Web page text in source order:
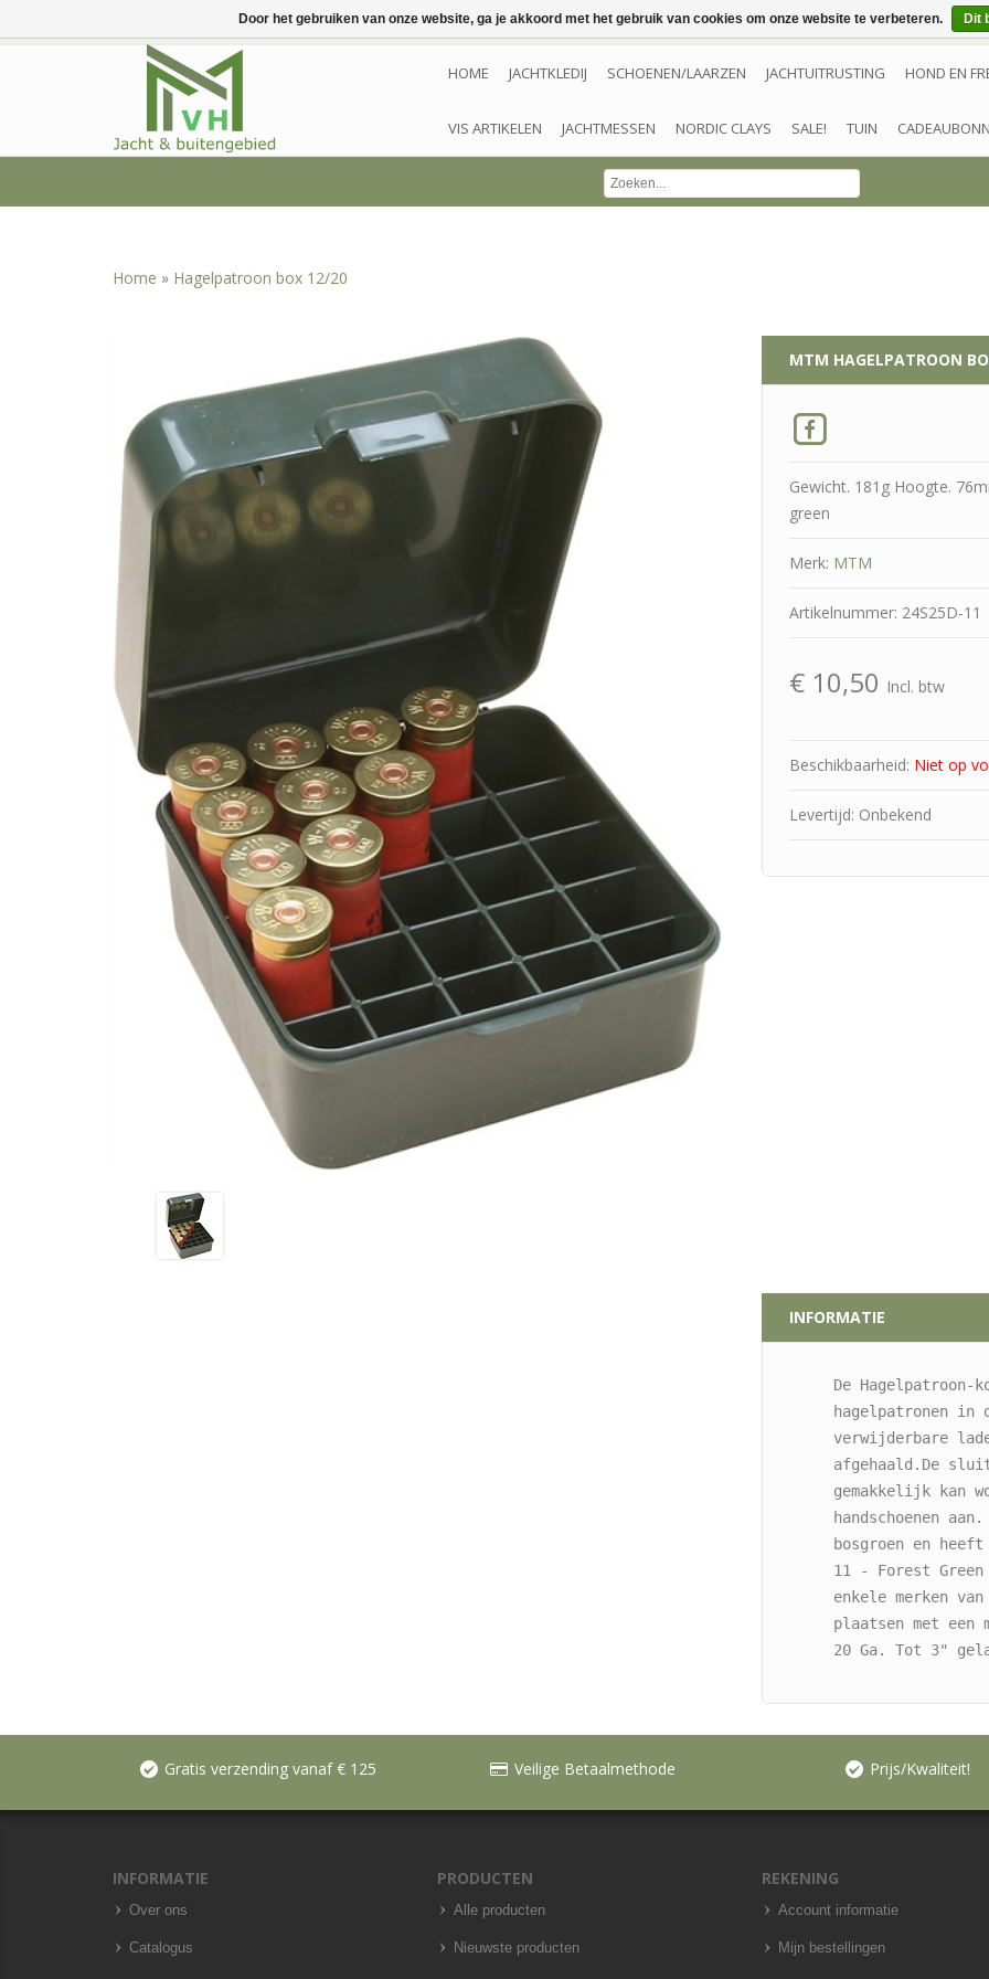
HOME JACHTKLEDIJ SCHOENEN/LAARZEN JACHTUITRUSTING HOND EN
VIS ARTIKELEN JACHTMESSEN NORDIC CLAYS SALE! TUIN
Home » Hagelpatroon box 12/20
MTM HAGELPATROON
Gewicht. 181g Hoogte.
green
Merk: MTM
Artikelnummer: 24S25D-11
€ 10,50 Incl. btw
Beschikbaarheid: Niet op
Levertijd: Onbekend
INFORMATIE
De Hagelpatroon-
hagelpatronen in
verwijderbare
afgehaald.De
gemakkelijk kan
handschoenen
bosgroen en heeft
11 - Forest Green
enkele merken
plaatsen met
20 Ga. Tot 3"
Gratis verzending vanaf € 125 Veilige Betaalmethode Prijs/Kwaliteit!
INFORMATIE
Over ons
Catalogus
PRODUCTEN
Alle producten
Nieuwste producten
REKENING
Account informatie
Mijn bestellingen
Door het gebruiken van onze website, ga je akkoord met het gebruik van cookies om onze website te verbeteren. Dit